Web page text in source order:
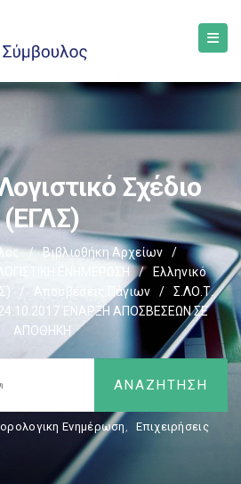
Σχέδιο
(ΕΓΛΣ)
/ Βιβλιοθήκη Αρχείων
/
ΛΟΓΙΣΤΙΚΗ ΕΝΗΜΕΡΩΣΗ /
Ελληνικό
/ Αποσβέσεις Πάγιων /
Σ.ΛΟ.Τ.
ΈΝΑΡΞΗ ΑΠΟΣΒΕΣΕΩΝ ΣΕ
ΑΠΟΘΗΚΗ
Ενημέρωση, Επιχειρήσεις